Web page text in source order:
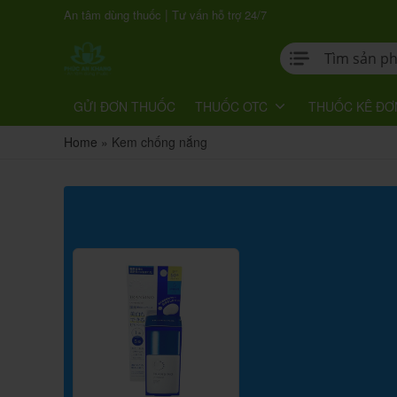
An tâm dùng thuốc | Tư vấn hỗ trợ 24/7
GỬI ĐƠN THUỐC THUỐC OTC THUỐC KÊ
Home » Kem chống nắng